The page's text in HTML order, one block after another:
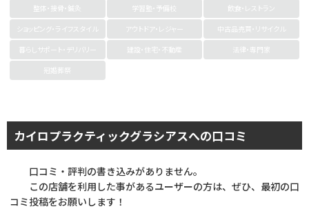
整体・接骨・鍼灸 学習塾・予備校
飲食・レストラン
ショッピング・ライフスタイル
アウトドア・レジャー
中古品売買・リサイクル
暮らしサポート・デリバリー
建設・住宅・不動産
法律・専門家
冠婚葬祭
カイロプラクティックグラシアスへの口コミ
口コミ・評判の書き込みがありません。
この店舗を利用した事があるユーザーの方は、ぜひ、最初の口
コミ投稿をお願いします！